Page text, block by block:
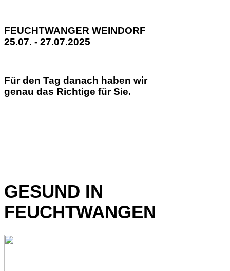
FEUCHTWANGER WEINDORF
25.07. - 27.07.2025
Für den Tag danach haben wir
genau das Richtige für Sie.
GESUND IN
FEUCHTWANGEN